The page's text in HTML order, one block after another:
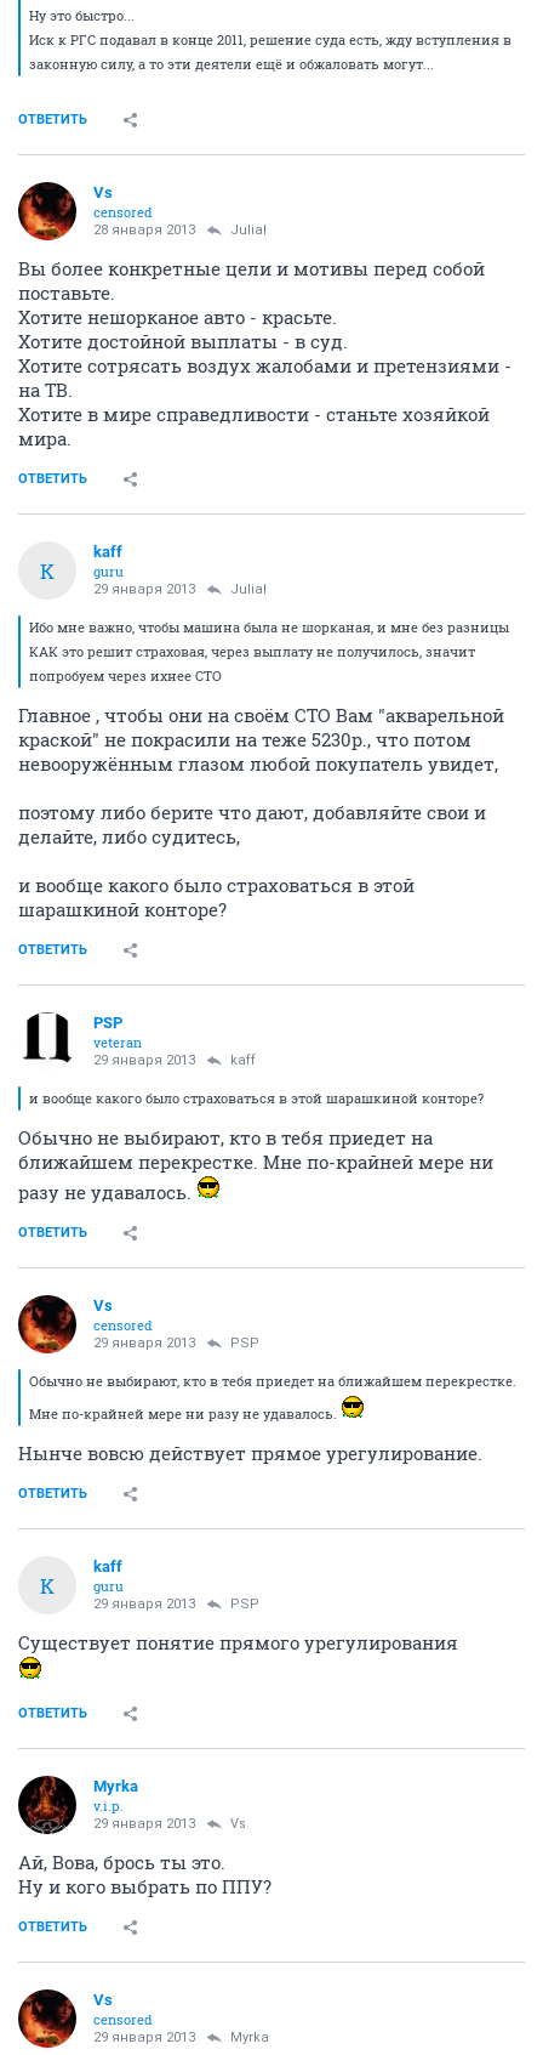
Ну это быстро...
Иск к РГС подавал в конце 2011, решение суда есть, жду вступления в
законную силу, а то эти деятели ещё и обжаловать могут...
ОТВЕТИТЬ
Vs
censored
28 января 2013 Julial
Вы более конкретные цели и мотивы перед собой
поставьте.
Хотите нешорканое авто - красьте.
Хотите достойной выплаты - в суд.
Хотите сотрясать воздух жалобами и претензиями -
на ТВ.
Хотите в мире справедливости - станьте хозяйкой
мира.
ОТВЕТИТЬ
K
kaff
guru
29 января 2013 Julial
Ибо мне важно, чтобы машина была не шорканая, и мне без разницы
КАК это решит страховая, через выплату не получилось, значит
попробуем через ихнее СТО
Главное , чтобы они на своём СТО Вам "акварельной
краской" не покрасили на теже 5230р., что потом
невооружённым глазом любой покупатель увидет,
поэтому либо берите что дают, добавляйте свои и
делайте, либо судитесь,
и вообще какого было страховаться в этой
шарашкиной конторе?
ОТВЕТИТЬ
PSP
veteran
29 января 2013 kaff
и вообще какого было страховаться в этой шарашкиной конторе?
Обычно не выбирают, кто в тебя приедет на
ближайшем перекрестке. Мне по-крайней мере ни
разу не удавалось.
ОТВЕТИТЬ
Vs
censored
29 января 2013 PSP
Обычно не выбирают, кто в тебя приедет на ближайшем перекрестке.
Мне по-крайней мере ни разу не удавалось.
Нынче вовсю действует прямое урегулирование.
ОТВЕТИТЬ
K
kaff
guru
29 января 2013 PSP
Существует понятие прямого урегулирования
ОТВЕТИТЬ
Myrka
v.i.p.
29 января 2013 Vs
Ай, Вова, брось ты это.
Ну и кого выбрать по ППУ?
ОТВЕТИТЬ
Vs
censored
29 января 2013 Myrka